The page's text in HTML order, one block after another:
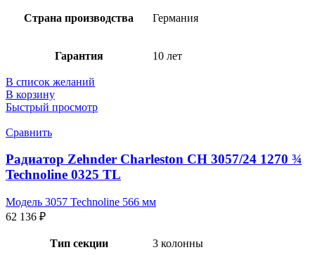
Страна производства Германия
Гарантия 10 лет
В список желаний
В корзину
Быстрый просмотр
Сравнить
Радиатор Zehnder Charleston CH 3057/24 1270 ¾
Technoline 0325 TL
Модель 3057 Technoline 566 мм
62 136 ₽
Тип секции 3 колонны